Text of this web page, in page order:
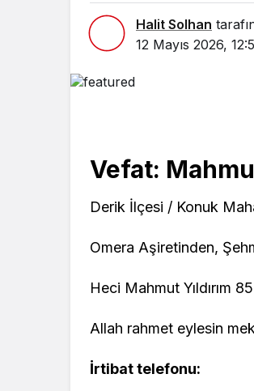
Halit Solhan
12 Mayıs 2026,
Vefat:
Derik İlçesi / Konuk
Omera Aşiretinden,
Heci Mahmut Yıldırım
Allah rahmet eylesin
İrtibat telefonu: